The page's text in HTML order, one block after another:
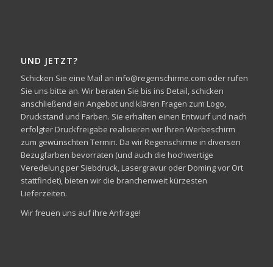
UND JETZT?
Schicken Sie eine Mail an info@regenschirme.com oder rufen
Sie uns bitte an. Wir beraten Sie bis ins Detail, schicken
anschließend ein Angebot und klären Fragen zum Logo,
Druckstand und Farben. Sie erhalten einen Entwurf und nach
erfolgter Druckfreigabe realisieren wir Ihren Werbeschirm
zum gewünschten Termin. Da wir Regenschirme in diversen
Bezugfarben bevorraten (und auch die hochwertige
Veredelung per Siebdruck, Lasergravur oder Doming vor Ort
stattfindet), bieten wir die branchenweit kürzesten
Lieferzeiten.
Wir freuen uns auf ihre Anfrage!